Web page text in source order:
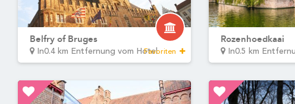
Praktische Infos
Ausstattungen